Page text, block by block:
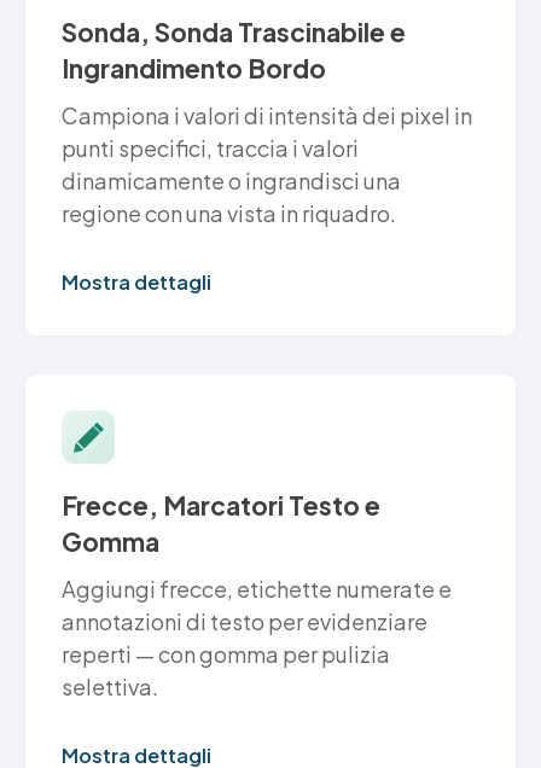
Sonda, Sonda Trascinabile e
Ingrandimento Bordo
Campiona i valori di intensità dei pixel in
punti specifici, traccia i valori
dinamicamente o ingrandisci una
regione con una vista in riquadro.
Mostra dettagli
Frecce, Marcatori Testo e
Gomma
Aggiungi frecce, etichette numerate e
annotazioni di testo per evidenziare
reperti — con gomma per pulizia
selettiva.
Mostra dettagli